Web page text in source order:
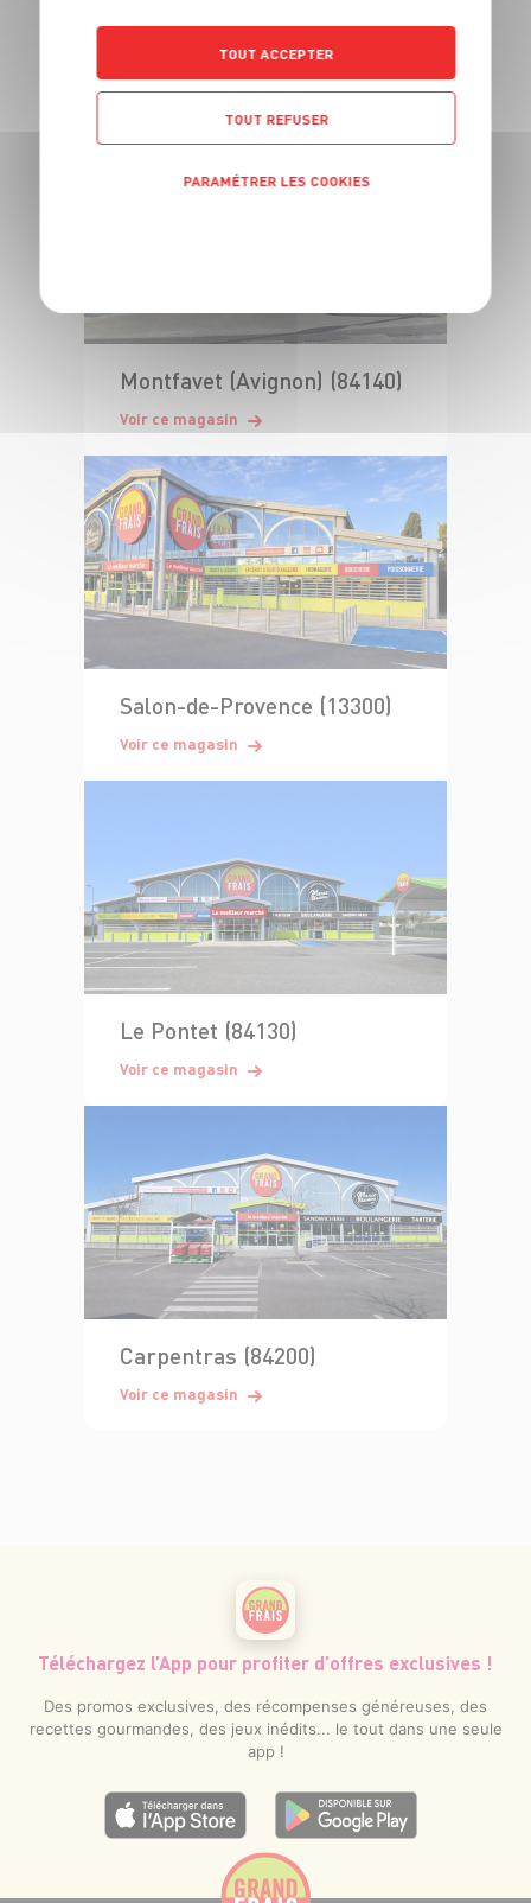
Vous souhaitez connaitre les magasins proches de votre
plus proches !
Montfavet (Avignon) (84140)
Voir ce magasin
Salon-de-Provence (13300)
Voir ce magasin
Le Pontet (84130)
Voir ce magasin
Carpentras (84200)
Voir ce magasin
Téléchargez l’App pour profiter d’offres exclusives !
Des promos exclusives, des récompenses généreuses, des
recettes gourmandes, des jeux inédits... le tout dans une seule
app !
TOUT ACCEPTER
TOUT REFUSER
PARAMÉTRER LES COOKIES